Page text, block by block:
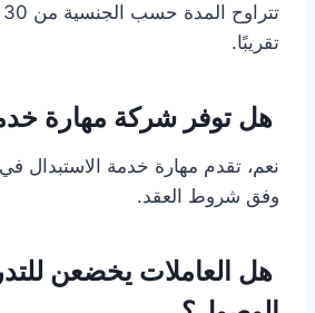
تقريبًا.
هل توفر شركة مهارة
نعم، تقدم مهارة خدمة الاستبدال
وفق شروط العقد.
هل العاملات يخضعن